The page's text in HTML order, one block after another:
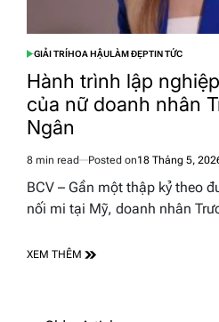
POSTED
IN
GIẢI TRÍHOA HẬULÀM ĐẸPTIN TỨC
Hành trình lập
của nữ doanh nhân
Ngân
Estimated
read
time
8 min read Posted on18 Tháng 5,
BCV – Gần một thập kỷ theo
nối mi tại Mỹ, doanh nhân
XEM THÊM